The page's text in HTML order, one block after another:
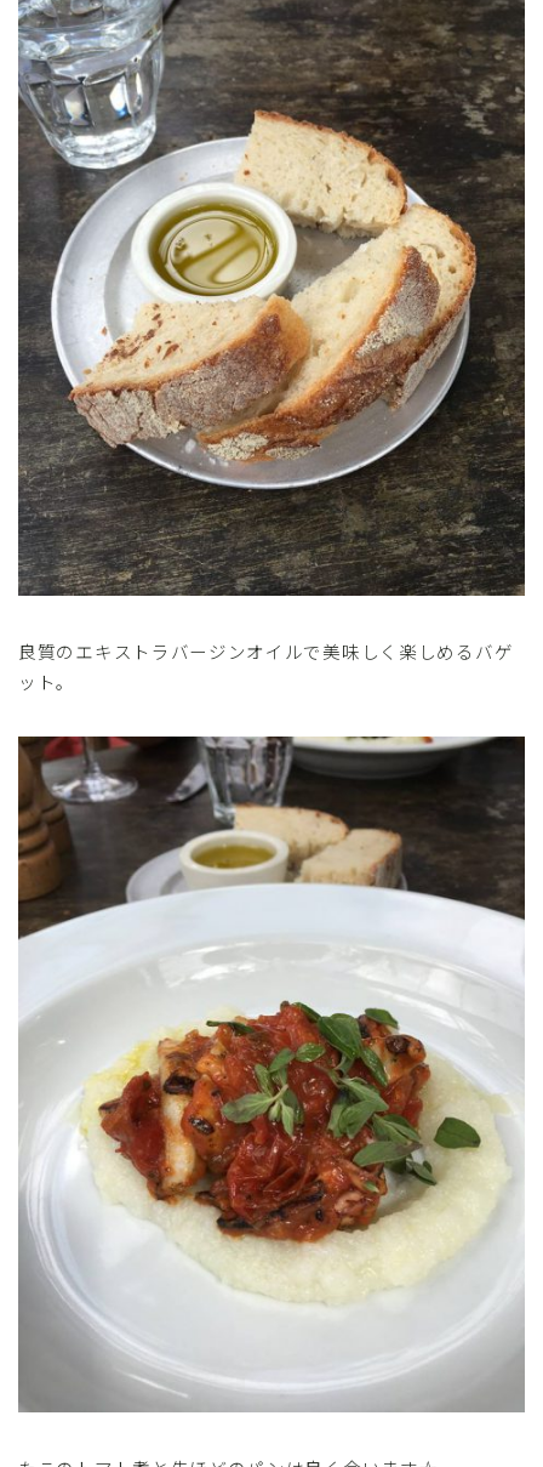
良質のエキストラバージンオイルで美味しく楽しめるバゲ
ット。